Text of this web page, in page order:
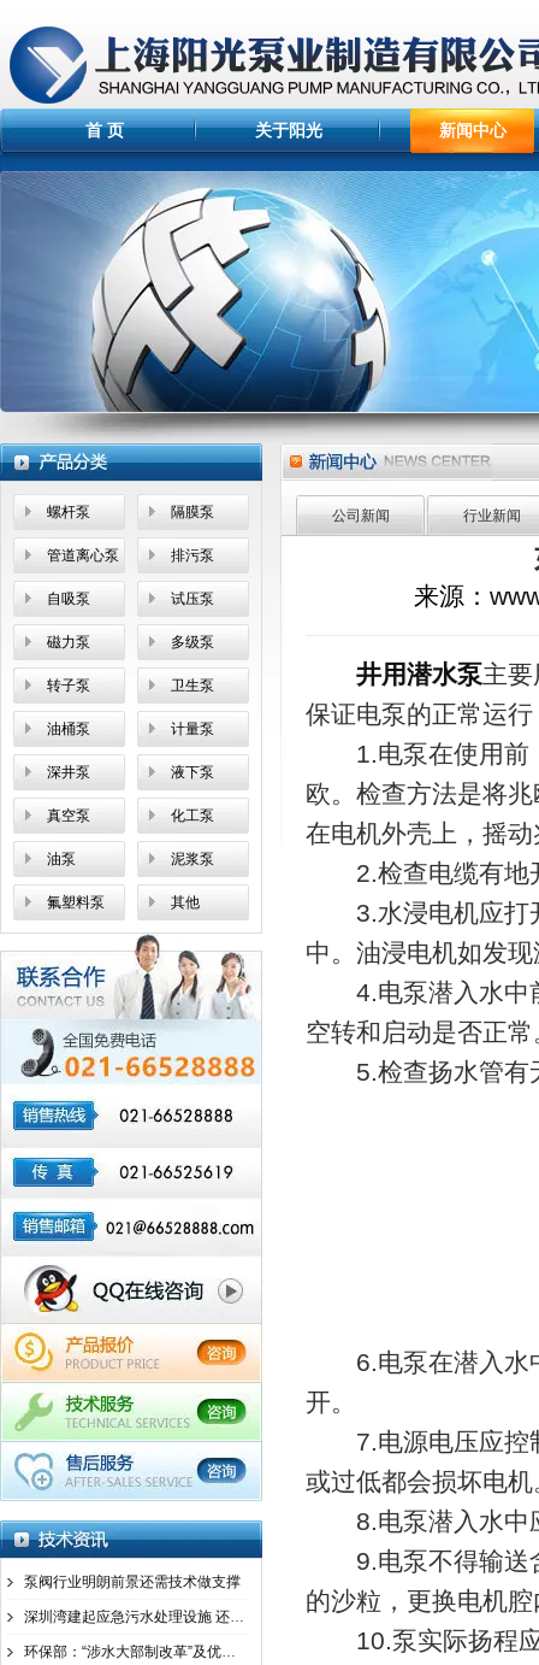
首 页 关于阳光 新闻中心
螺杆泵 隔膜泵
管道离心泵 排污泵
自吸泵 试压泵
磁力泵 多级泵
转子泵 卫生泵
油桶泵 计量泵
深井泵 液下泵
真空泵 化工泵
油泵 泥浆泵
氟塑料泵 其他
泵阀行业明朗前景还需技术做支撑
深圳湾建起应急污水处理设施 还一个美丽的深圳湾
环保部：“涉水大部制改革”及优先行动方案已明确
公司新闻 行业新闻
来源：
井用潜水泵主
保证电泵的正常运
1.电泵在使用前，
欧。检查方法是将
在电机外壳上，摇
2.检查电缆有地开
3.水浸电机应打开
中。油浸电机如发
4.电泵潜入水中前
空转和启动是否正
5.检查扬水管有
6.电泵在潜入水中
开。
7.电源电压应控制
或过低都会损坏电机
8.电泵潜入水中
9.电泵不得输送含
的沙粒，更换电机
10.泵实际扬程应